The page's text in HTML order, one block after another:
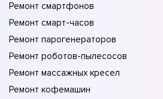
Ремонт смартфонов
Ремонт смарт-часов
Ремонт парогенераторов
Ремонт роботов-пылесосов
Ремонт массажных кресел
Ремонт кофемашин